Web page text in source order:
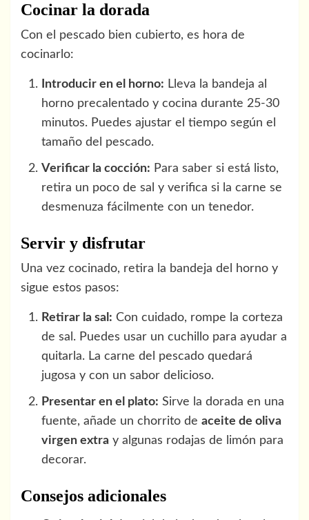
Cocinar la dorada
Con el pescado bien cubierto, es hora de
cocinarlo:
Introducir en el horno: Lleva la bandeja al
horno precalentado y cocina durante 25-30
minutos. Puedes ajustar el tiempo según el
tamaño del pescado.
Verificar la cocción: Para saber si está listo,
retira un poco de sal y verifica si la carne se
desmenuza fácilmente con un tenedor.
Servir y disfrutar
Una vez cocinado, retira la bandeja del horno y
sigue estos pasos:
Retirar la sal: Con cuidado, rompe la corteza
de sal. Puedes usar un cuchillo para ayudar a
quitarla. La carne del pescado quedará
jugosa y con un sabor delicioso.
Presentar en el plato: Sirve la dorada en una
fuente, añade un chorrito de aceite de oliva
virgen extra y algunas rodajas de limón para
decorar.
Consejos adicionales